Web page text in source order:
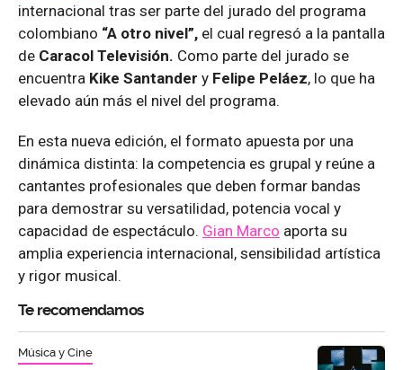
internacional tras ser parte del jurado del programa
colombiano “A otro nivel”, el cual regresó a la pantalla
de Caracol Televisión. Como parte del jurado se
encuentra Kike Santander y Felipe Peláez, lo que ha
elevado aún más el nivel del programa.
En esta nueva edición, el formato apuesta por una
dinámica distinta: la competencia es grupal y reúne a
cantantes profesionales que deben formar bandas
para demostrar su versatilidad, potencia vocal y
capacidad de espectáculo. Gian Marco aporta su
amplia experiencia internacional, sensibilidad artística
y rigor musical.
Te recomendamos
Música y Cine